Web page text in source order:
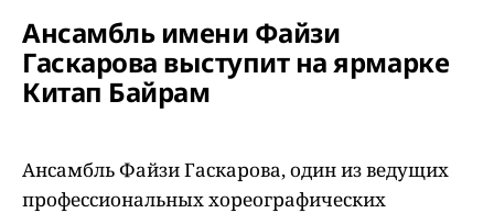
Ансамбль имени Файзи
Гаскарова выступит на ярмарке
Китап Байрам
Ансамбль Файзи Гаскарова, один из ведущих
профессиональных хореографических